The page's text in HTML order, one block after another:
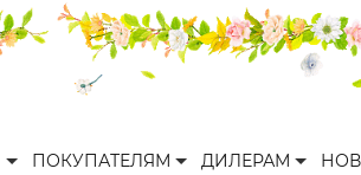
ПОКУПАТЕЛЯМ ДИЛЕРАМ